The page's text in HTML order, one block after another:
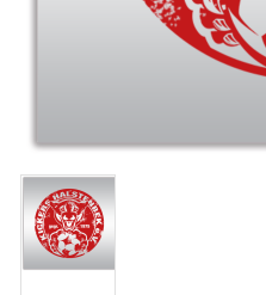
Leinwände und Kissen
Gutscheine
Jogging & Shorts